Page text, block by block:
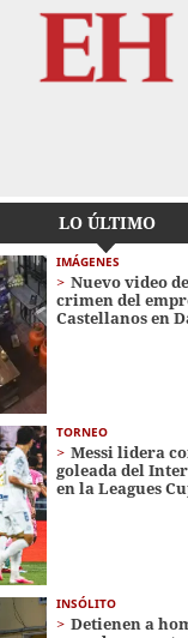
LO ÚLTIMO
IMÁGENES
Nuevo video
crimen del
Castellanos en
TORNEO
Messi lidera
goleada del
en la Leagues
INSÓLITO
Detienen a